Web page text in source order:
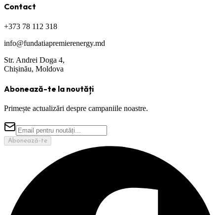
Contact
+373 78 112 318
info@fundatiapremierenergy.md
Str. Andrei Doga 4,
Chișinău, Moldova
Abonează-te la noutăți
Primește actualizări despre campaniile noastre.
Abonează-te